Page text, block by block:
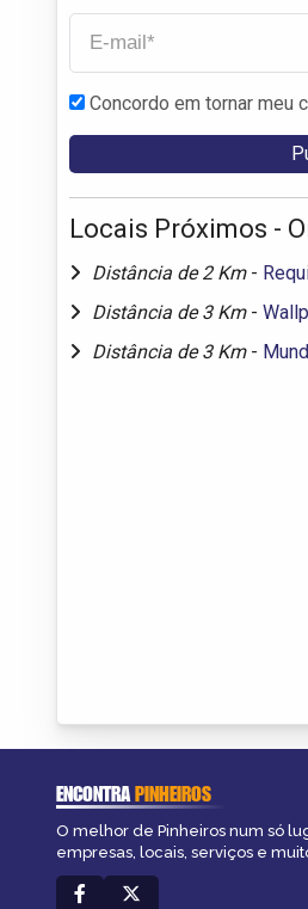
Concordo em tornar meu
Locais Próximos -
Distância de 2 Km -
Distância de 3 Km -
Distância de 3 Km -
ENCONTRAPINHEIROS
O melhor de Pinheiros num só
empresas, locais, serviços e